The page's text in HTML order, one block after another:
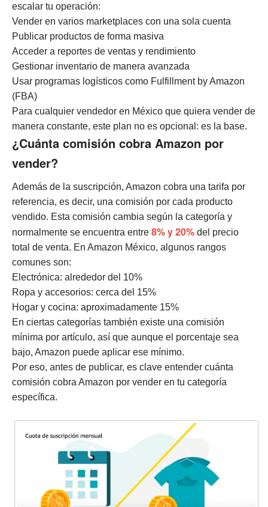
escalar tu operación:
Vender en varios marketplaces con una sola cuenta
Publicar productos de forma masiva
Acceder a reportes de ventas y rendimiento
Gestionar inventario de manera avanzada
Usar programas logísticos como Fulfillment by Amazon
(FBA)
Para cualquier vendedor en México que quiera vender de
manera constante, este plan no es opcional: es la base.
¿Cuánta comisión cobra Amazon por
vender?
Además de la suscripción, Amazon cobra una tarifa por
referencia, es decir, una comisión por cada producto
vendido. Esta comisión cambia según la categoría y
normalmente se encuentra entre 8% y 20% del precio
total de venta. En Amazon México, algunos rangos
comunes son:
Electrónica: alrededor del 10%
Ropa y accesorios: cerca del 15%
Hogar y cocina: aproximadamente 15%
En ciertas categorías también existe una comisión
mínima por artículo, así que aunque el porcentaje sea
bajo, Amazon puede aplicar ese mínimo.
Por eso, antes de publicar, es clave entender cuánta
comisión cobra Amazon por vender en tu categoría
específica.